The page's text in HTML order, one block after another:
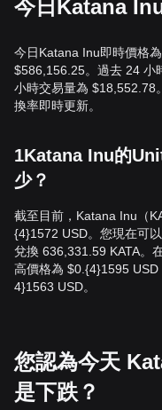
今日Katana
今日Katana Inu即時價格
$586,156.25。過去 24 小
小時交易量為 $18,552.78
換率即時更新。
1Katana Inu的
少？
截至目前，Katana Inu（
{​4}1572 USD。您現在可
兌換 636,331.59 KATA。
高價格為 $0.{​4}1595 USD
4}1563 USD。
您認為今天
是下跌？